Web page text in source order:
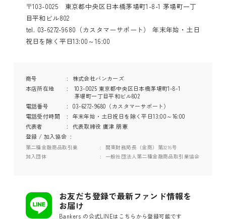
〒103-0025 東京都中央区日本橋茅場町1-8-1 茅場町一丁
目平和ビル802
tel. 03-6272-9680（カスタマーサポート） 年末年始・土日
祝日を除く平日13:00～16:00
商号
株式会社バンカーズ
本店所在地
103-0025 東京都中央区日本橋茅場町1-8-1
茅場町一丁目平和ビル802
電話番号
03-6272-9680（カスタマーサポート）
電話受付時間
年末年始・土日祝日を除く平日13:00～16:00
代表者
代表取締役 廣津 朋憲
登録 / 加入協会
第二種金融商品取引業
関東財務局長（金商）第3216号
加入団体
一般社団法人第二種金融商品取引業協会
お友だち登録で最新ファンド情報を
お届け
Bankers の公式LINEはこちらから登録可能です